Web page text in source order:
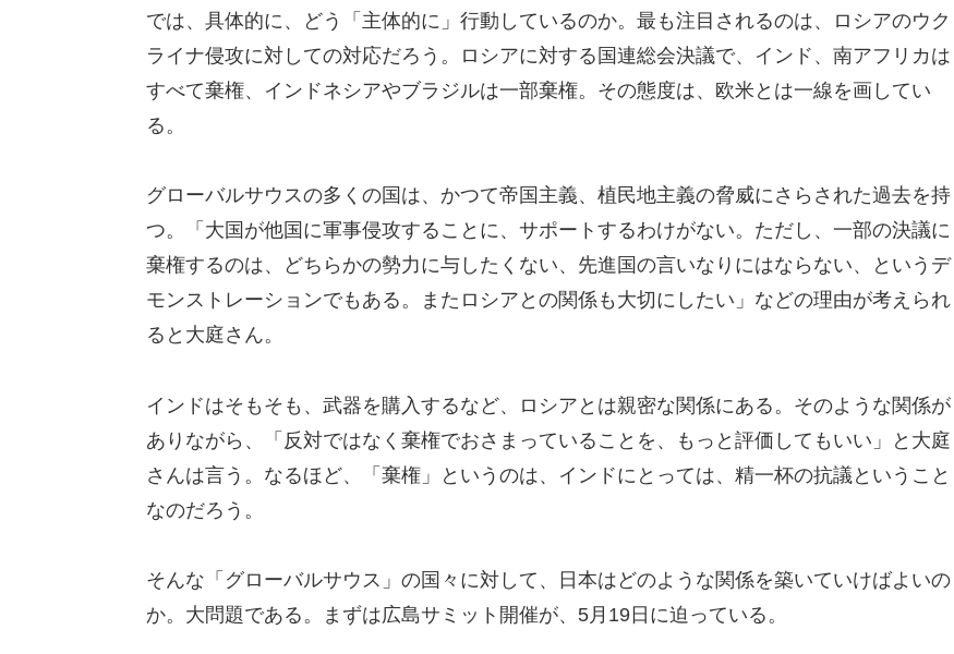
では、具体的に、どう「主体的に」行動しているのか。最も注目されるのは、ロシアのウク
ライナ侵攻に対しての対応だろう。ロシアに対する国連総会決議で、インド、南アフリカは
すべて棄権、インドネシアやブラジルは一部棄権。その態度は、欧米とは一線を画してい
る。
グローバルサウスの多くの国は、かつて帝国主義、植民地主義の脅威にさらされた過去を持
つ。「大国が他国に軍事侵攻することに、サポートするわけがない。ただし、一部の決議に
棄権するのは、どちらかの勢力に与したくない、先進国の言いなりにはならない、というデ
モンストレーションでもある。またロシアとの関係も大切にしたい」などの理由が考えられ
ると大庭さん。
インドはそもそも、武器を購入するなど、ロシアとは親密な関係にある。そのような関係が
ありながら、「反対ではなく棄権でおさまっていることを、もっと評価してもいい」と大庭
さんは言う。なるほど、「棄権」というのは、インドにとっては、精一杯の抗議ということ
なのだろう。
そんな「グローバルサウス」の国々に対して、日本はどのような関係を築いていけばよいの
か。大問題である。まずは広島サミット開催が、5月19日に迫っている。